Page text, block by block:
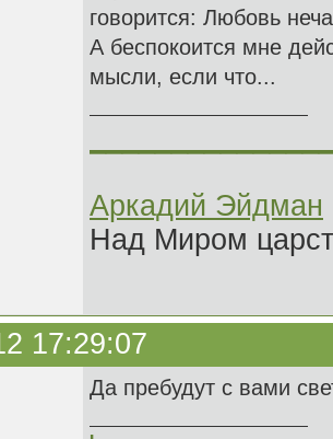
говорится: Любовь
А беспокоится мне
мысли, если что...
Аркадий Эйдман
Над Миром
17:29:07
Да пребудут с вами